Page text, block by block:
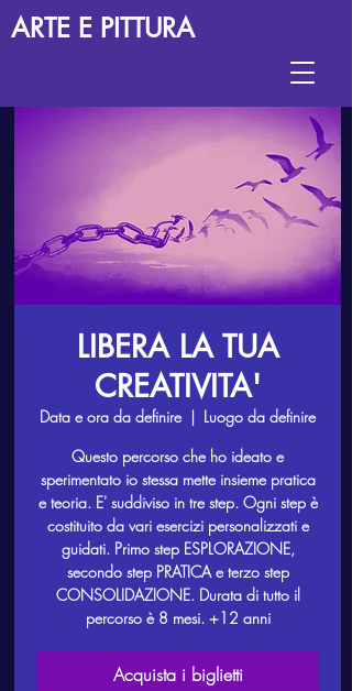
ARTE E PITTURA
LIBERA LA TUA
CREATIVITA'
Data e ora da definire
  |
Luogo da definire
Questo percorso che ho ideato e
sperimentato io stessa mette insieme pratica
e teoria. E' suddiviso in tre step. Ogni step è
costituito da vari esercizi personalizzati e
guidati. Primo step ESPLORAZIONE,
secondo step PRATICA e terzo step
CONSOLIDAZIONE. Durata di tutto il
percorso è 8 mesi. +12 anni
Acquista i biglietti